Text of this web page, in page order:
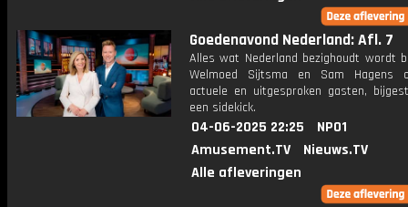
Goedenavond Nederland: Afl. 7
Alles wat Nederland bezighoudt wordt
Welmoed Sijtsma en Sam Hagens
actuele en uitgesproken gasten,
een sidekick.
04-06-2025 22:25
NPO1
Amusement.TV
Nieuws.TV
Alle afleveringen